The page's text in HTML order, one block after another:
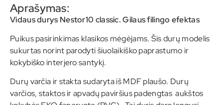
Aprašymas:
Vidaus durys Nestor10 classic. Gilaus filingo efektas
Puikus pasirinkimas klasikos mėgėjams. Šis durų modelis
sukurtas norint parodyti šiuolaikiško paprastumo ir
kokybiško interjero santykį.
Durų varčia ir stakta sudaryta iš MDF plaušo. Durų
varčios, staktos ir apvadų paviršius padengtas aukštos